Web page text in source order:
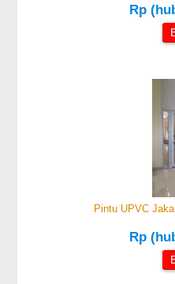
Rp
Pintu UPVC
Rp